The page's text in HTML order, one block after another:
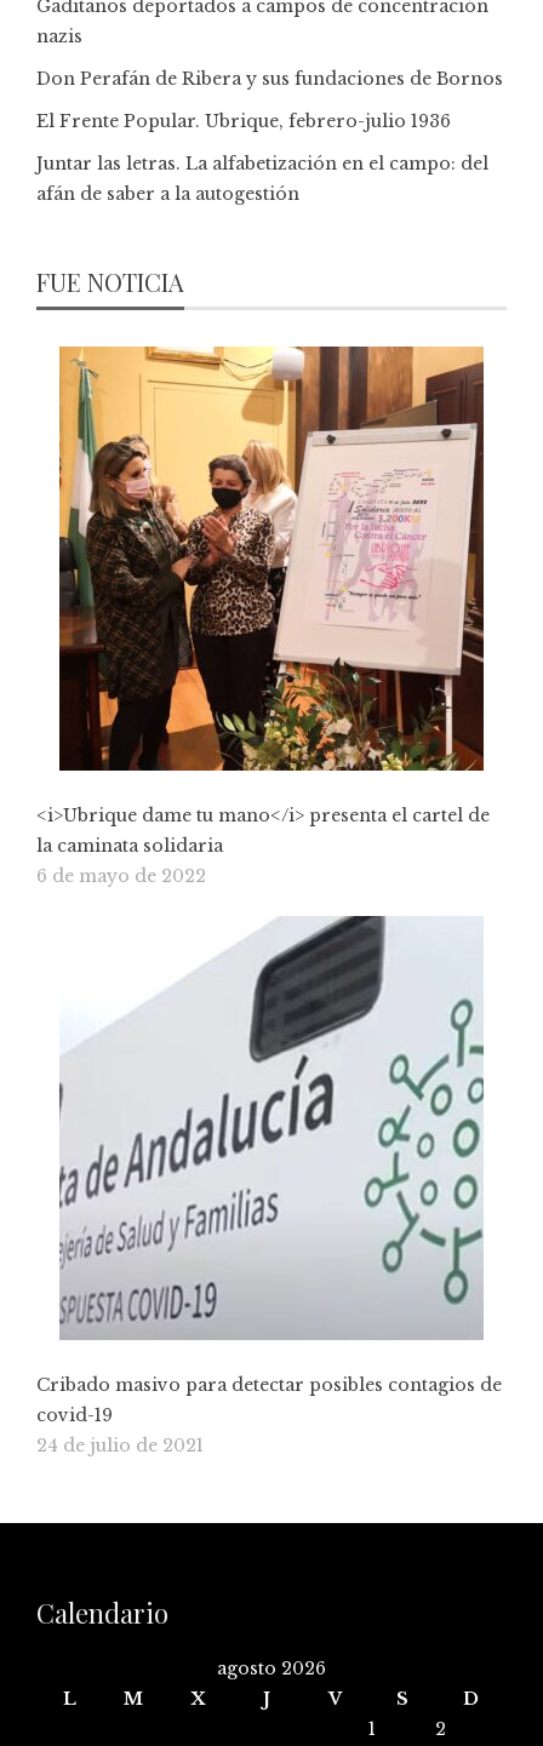
Gaditanos deportados a campos de concentración
nazis
Don Perafán de Ribera y sus fundaciones de Bornos
El Frente Popular. Ubrique, febrero-julio 1936
Juntar las letras. La alfabetización en el campo: del
afán de saber a la autogestión
FUE NOTICIA
<i>Ubrique dame tu mano</i> presenta el cartel de
la caminata solidaria
6 de mayo de 2022
Cribado masivo para detectar posibles contagios de
covid-19
24 de julio de 2021
Calendario
agosto 2026
L
M X J V S
D
1
2